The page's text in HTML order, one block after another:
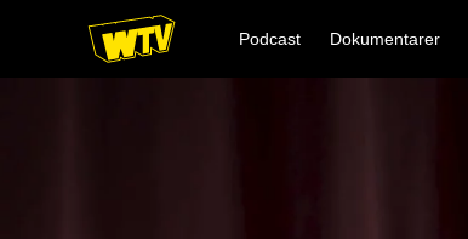
Podcast Dokumentarer